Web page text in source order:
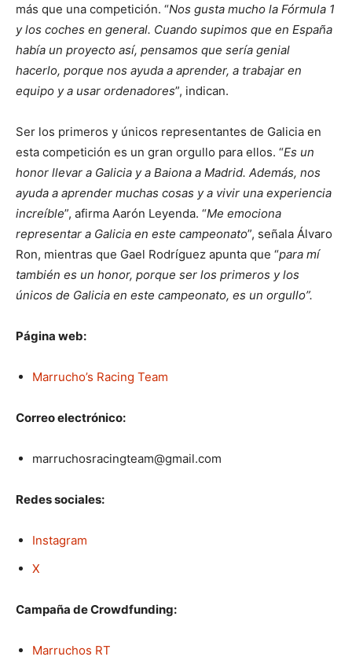
más que una competición. “Nos gusta mucho la Fórmula 1
y los coches en general. Cuando supimos que en España
había un proyecto así, pensamos que sería genial
hacerlo, porque nos ayuda a aprender, a trabajar en
equipo y a usar ordenadores”, indican.
Ser los primeros y únicos representantes de Galicia en
esta competición es un gran orgullo para ellos. “Es un
honor llevar a Galicia y a Baiona a Madrid. Además, nos
ayuda a aprender muchas cosas y a vivir una experiencia
increíble”, afirma Aarón Leyenda. “Me emociona
representar a Galicia en este campeonato”, señala Álvaro
Ron, mientras que Gael Rodríguez apunta que “para mí
también es un honor, porque ser los primeros y los
únicos de Galicia en este campeonato, es un orgullo”.
Página web:
Marrucho’s Racing Team
Correo electrónico:
marruchosracingteam@gmail.com
Redes sociales:
Instagram
X
Campaña de Crowdfunding:
Marruchos RT